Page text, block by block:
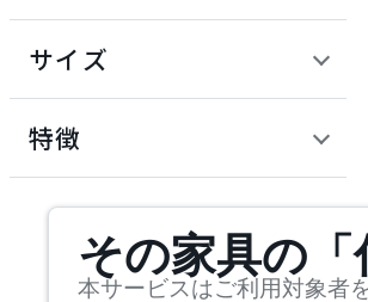
オフプライス什器
ADAL
アダルトータルインテリ
アコレクション
サイズ
mm
検索
~
特徴
その家具の「
本サービスはご利用対象者